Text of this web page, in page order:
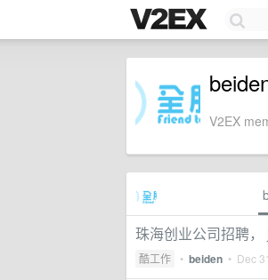
V2EX
珠海创业公司招聘，
酷工作 • beiden • Dec